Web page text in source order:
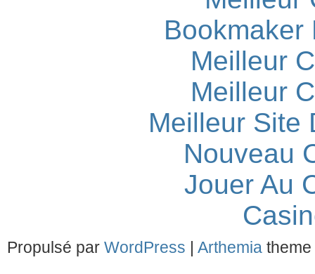
Bookmaker
Meilleur
Meilleur
Meilleur Site
Nouveau
Jouer Au
Propulsé par WordPress | Arthemia